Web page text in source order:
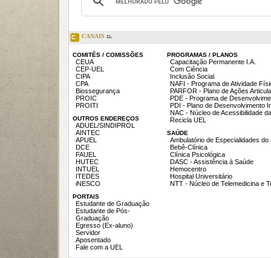
C CANAIS ::.
COMITÊS / COMISSÕES
CEUA
CEP-UEL
CIPA
CPA
Biossegurança
PROIC
PROITI
OUTROS ENDEREÇOS
ADUEL/SINDIPROL
AINTEC
APUEL
DCE
FAUEL
HUTEC
INTUEL
ITEDES
iNESCO
PORTAIS
Estudante de Graduação
Estudante de Pós-
Graduação
Egresso (Ex-aluno)
Servidor
Aposentado
Fale com a UEL
PROGRAMAS / PLANOS
Capacitação Permanente I.A.
Com Ciência
Inclusão Social
NAFI - Programa de Atividade
PARFOR - Plano de Ações
PDE - Programa de
PDI - Plano de Desenvolvimento
NAC - Núcleo de Acessibilidade
Recicla UEL
SAÚDE
Ambulatório de Especialidades do
Bebê-Clínica
Clínica Psicológica
DASC - Assistência à Saúde
Hemocentro
Hospital Universitário
NTT - Núcleo de Telemedicina e